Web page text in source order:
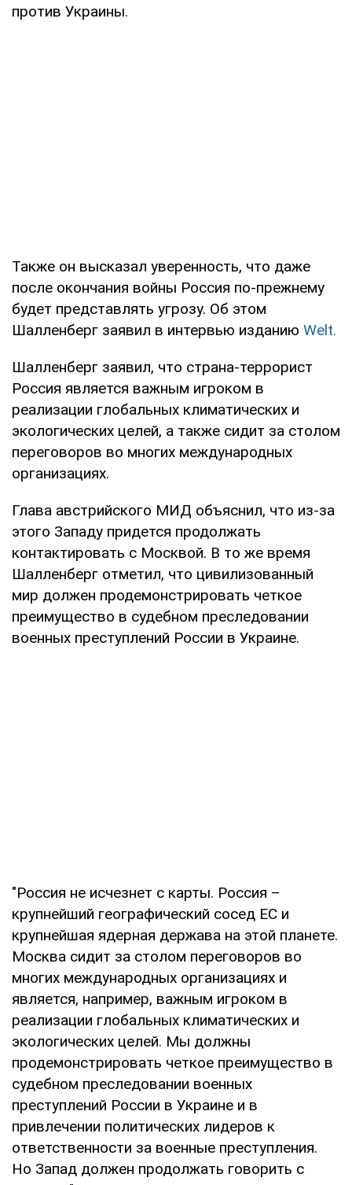
против Украины.
Также он высказал уверенность, что даже
после окончания войны Россия по-прежнему
будет представлять угрозу. Об этом
Шалленберг заявил в интервью изданию Welt.
Шалленберг заявил, что страна-террорист
Россия является важным игроком в
реализации глобальных климатических и
экологических целей, а также сидит за столом
переговоров во многих международных
организациях.
Глава австрийского МИД объяснил, что из-за
этого Западу придется продолжать
контактировать с Москвой. В то же время
Шалленберг отметил, что цивилизованный
мир должен продемонстрировать четкое
преимущество в судебном преследовании
военных преступлений России в Украине.
"Россия не исчезнет с карты. Россия –
крупнейший географический сосед ЕС и
крупнейшая ядерная держава на этой планете.
Москва сидит за столом переговоров во
многих международных организациях и
является, например, важным игроком в
реализации глобальных климатических и
экологических целей. Мы должны
продемонстрировать четкое преимущество в
судебном преследовании военных
преступлений России в Украине и в
привлечении политических лидеров к
ответственности за военные преступления.
Но Запад должен продолжать говорить с